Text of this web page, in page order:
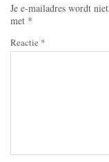
Je e-mailadres wordt
met *
Reactie *